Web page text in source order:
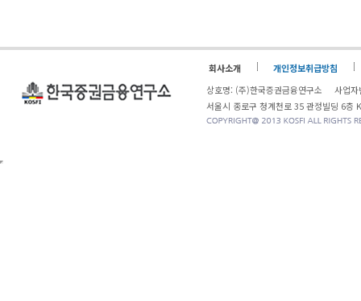
회사소개
개인정보취급방침
상호명: (주)한국증권금융연구소 사업
서울시 종로구 청계천로 35 관정빌딩